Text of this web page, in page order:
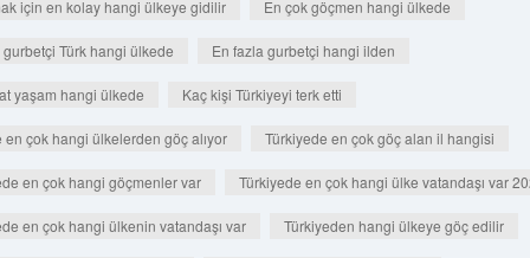
için en kolay hangi ülkeye gidilir En çok göçmen hangi ülkede
Türk hangi ülkede En fazla gurbetçi hangi ilden
yaşam hangi ülkede Kaç kişi Türkiyeyi terk etti
en çok hangi ülkelerden göç alıyor Türkiyede en çok göç alan il hangisi
en çok hangi göçmenler var Türkiyede en çok hangi ülke vatandaşı var
en çok hangi ülkenin vatandaşı var Türkiyeden hangi ülkeye göç edilir